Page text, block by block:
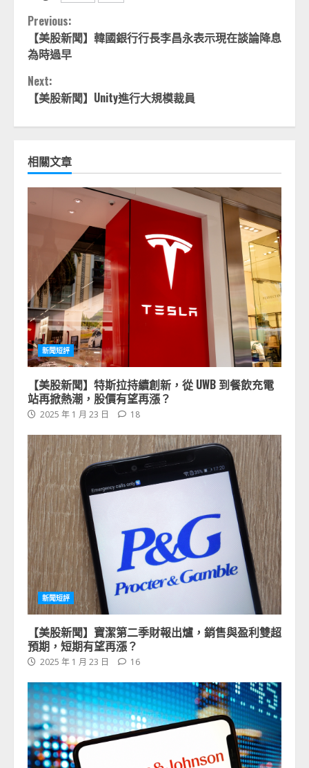
Continue
Reading
Previous:
【美股新聞】韓國銀行行長李昌永表示現在談論降息
為時過早
Next:
【美股新聞】Unity進行大規模裁員
相關文章
新聞短評
【美股新聞】特斯拉持續創新，從 UWB 到餐飲充電
站再掀熱潮，股價有望再漲？
2025 年 1 月 23 日 18
新聞短評
【美股新聞】寶潔第二季財報出爐，銷售與盈利雙超
預期，短期有望再漲？
2025 年 1 月 23 日 16